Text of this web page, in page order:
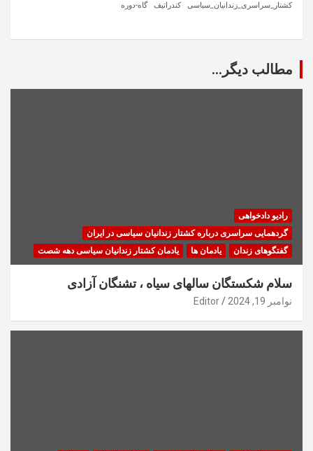
کشتار_سراسری_زندانیان_سیاسی کندراتیف گاه-دوره
مطالب دیگر...
رادیو دادخواهی
گردهمایی سراسری درباره کشتار زندانیان سیاسی در ایران
گفتگوهای زندان
یادمان ها یادمان کشتار زندانیان سیاسی دهه شصت
سلام شکستگان سالهای سیاه ، تشنگان آزادی
نوامبر 19, 2024 Editor